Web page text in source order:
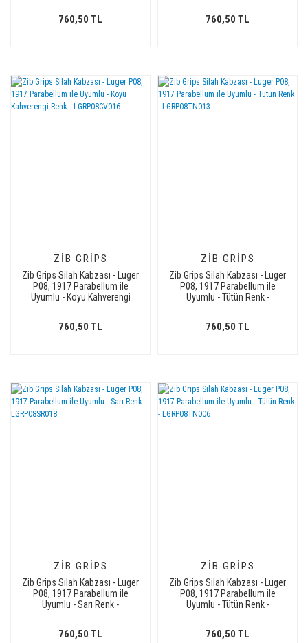
760,50 TL 760,50 TL
ZIB GRIPS
Zib Grips Silah Kabzası - Luger
P08, 1917 Parabellum ile
Uyumlu - Koyu Kahverengi
760,50 TL
ZIB GRIPS
Zib Grips Silah Kabzası - Luger
P08, 1917 Parabellum ile
Uyumlu - Tütün Renk -
760,50 TL
ZIB GRIPS
Zib Grips Silah Kabzası - Luger
P08, 1917 Parabellum ile
Uyumlu - Sarı Renk -
760,50 TL
ZIB GRIPS
Zib Grips Silah Kabzası - Luger
P08, 1917 Parabellum ile
Uyumlu - Tütün Renk -
760,50 TL